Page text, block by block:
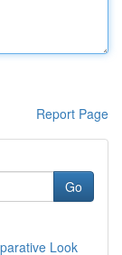
Report Page
Go
Look